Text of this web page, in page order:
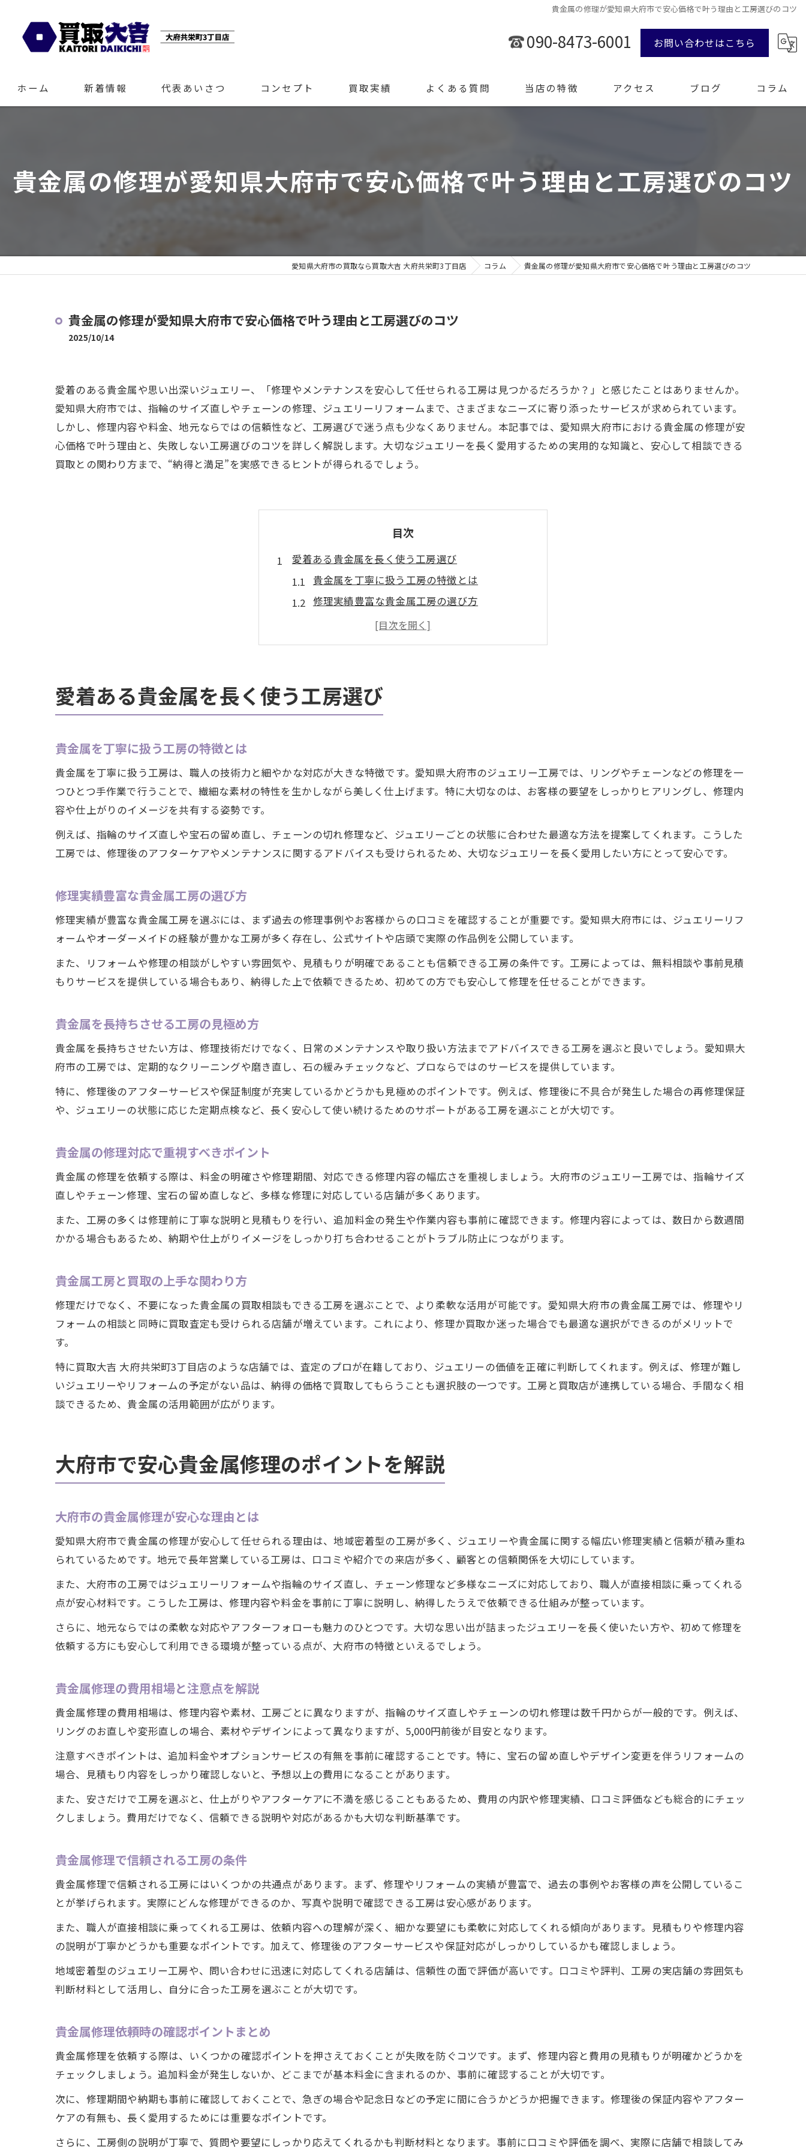
貴金属の修理が愛知県大府市で安心価格で叶う理由と工房選びのコツ
090-8473-6001 お問い合わせはこちら
ホーム 新着情報 代表あいさつ コンセプト 買取実績 よくある質問 当店の特徴
腕時計
アクセス ブログ コラム
貴金属の修理が愛知県大府市で安心価格で叶う理由と工房選びのコツ
愛知県大府市の買取なら買取大吉 大府共栄町3丁目店 コラム 貴金属の修理が愛知県大府市で安心価格で叶う理由と工房選びのコツ
貴金属の修理が愛知県大府市で安心価格で叶う理由と工房選びのコツ
2025/10/14
愛着のある貴金属や思い出深いジュエリー、「修理やメンテナンスを安心して任せられる工房は見つかるだろうか？」と感じたことはありませんか。
愛知県大府市では、指輪のサイズ直しやチェーンの修理、ジュエリーリフォームまで、さまざまなニーズに寄り添ったサービスが求められています。
しかし、修理内容や料金、地元ならではの信頼性など、工房選びで迷う点も少なくありません。本記事では、愛知県大府市における貴金属の修理が安
心価格で叶う理由と、失敗しない工房選びのコツを詳しく解説します。大切なジュエリーを長く愛用するための実用的な知識と、安心して相談できる
買取との関わり方まで、“納得と満足”を実感できるヒントが得られるでしょう。
目次
愛着ある貴金属を長く使う工房選び
貴金属を丁寧に扱う工房の特徴とは
修理実績豊富な貴金属工房の選び方
貴金属を長持ちさせる工房の見極め方
貴金属の修理対応で重視すべきポイント
大府市で安心貴金属修理のポイントを解説
大府市の貴金属修理が安心な理由とは
貴金属修理依頼時の確認ポイントまとめ
貴金属の買取相談が可能な修理工房も
貴金属修理とリフォームの違いとメリット
オーダーメイドも可能な貴金属修理事例
リフォーム後も安心な貴金属メンテナンス法
リメイク希望なら貴金属修理も一緒に相談を
リメイクと貴金属修理の同時相談が安心
貴金属リメイクで叶う新たな活用法とは
貴金属買取も活用したリメイクのすすめ
アクセサリー修理や買取まで幅広く対応できる理由
貴金属修理と買取が一括相談できる強み
幅広いアクセサリー修理対応のポイント
アクセサリー修理と貴金属買取の流れ
信頼できる貴金属修理の見極め方を伝授
貴金属修理の職人技と信頼度の見分け方
愛着ある貴金属を長く使う工房選び
貴金属を丁寧に扱う工房の特徴とは
貴金属を丁寧に扱う工房は、職人の技術力と細やかな対応が大きな特徴です。愛知県大府市のジュエリー工房では、リングやチェーンなどの修理を一
つひとつ手作業で行うことで、繊細な素材の特性を生かしながら美しく仕上げます。特に大切なのは、お客様の要望をしっかりヒアリングし、修理内
容や仕上がりのイメージを共有する姿勢です。
例えば、指輪のサイズ直しや宝石の留め直し、チェーンの切れ修理など、ジュエリーごとの状態に合わせた最適な方法を提案してくれます。こうした
工房では、修理後のアフターケアやメンテナンスに関するアドバイスも受けられるため、大切なジュエリーを長く愛用したい方にとって安心です。
修理実績豊富な貴金属工房の選び方
修理実績が豊富な貴金属工房を選ぶには、まず過去の修理事例やお客様からの口コミを確認することが重要です。愛知県大府市には、ジュエリーリフ
ォームやオーダーメイドの経験が豊かな工房が多く存在し、公式サイトや店頭で実際の作品例を公開しています。
また、リフォームや修理の相談がしやすい雰囲気や、見積もりが明確であることも信頼できる工房の条件です。工房によっては、無料相談や事前見積
もりサービスを提供している場合もあり、納得した上で依頼できるため、初めての方でも安心して修理を任せることができます。
貴金属を長持ちさせる工房の見極め方
貴金属を長持ちさせたい方は、修理技術だけでなく、日常のメンテナンスや取り扱い方法までアドバイスできる工房を選ぶと良いでしょう。愛知県大
府市の工房では、定期的なクリーニングや磨き直し、石の緩みチェックなど、プロならではのサービスを提供しています。
特に、修理後のアフターサービスや保証制度が充実しているかどうかも見極めのポイントです。例えば、修理後に不具合が発生した場合の再修理保証
や、ジュエリーの状態に応じた定期点検など、長く安心して使い続けるためのサポートがある工房を選ぶことが大切です。
貴金属の修理対応で重視すべきポイント
貴金属の修理を依頼する際は、料金の明確さや修理期間、対応できる修理内容の幅広さを重視しましょう。大府市のジュエリー工房では、指輪サイズ
直しやチェーン修理、宝石の留め直しなど、多様な修理に対応している店舗が多くあります。
また、工房の多くは修理前に丁寧な説明と見積もりを行い、追加料金の発生や作業内容も事前に確認できます。修理内容によっては、数日から数週間
かかる場合もあるため、納期や仕上がりイメージをしっかり打ち合わせることがトラブル防止につながります。
貴金属工房と買取の上手な関わり方
修理だけでなく、不要になった貴金属の買取相談もできる工房を選ぶことで、より柔軟な活用が可能です。愛知県大府市の貴金属工房では、修理やリ
フォームの相談と同時に買取査定も受けられる店舗が増えています。これにより、修理か買取か迷った場合でも最適な選択ができるのがメリットで
す。
特に買取大吉 大府共栄町3丁目店のような店舗では、査定のプロが在籍しており、ジュエリーの価値を正確に判断してくれます。例えば、修理が難し
いジュエリーやリフォームの予定がない品は、納得の価格で買取してもらうことも選択肢の一つです。工房と買取店が連携している場合、手間なく相
談できるため、貴金属の活用範囲が広がります。
大府市で安心貴金属修理のポイントを解説
大府市の貴金属修理が安心な理由とは
愛知県大府市で貴金属の修理が安心して任せられる理由は、地域密着型の工房が多く、ジュエリーや貴金属に関する幅広い修理実績と信頼が積み重ね
られているためです。地元で長年営業している工房は、口コミや紹介での来店が多く、顧客との信頼関係を大切にしています。
また、大府市の工房ではジュエリーリフォームや指輪のサイズ直し、チェーン修理など多様なニーズに対応しており、職人が直接相談に乗ってくれる
点が安心材料です。こうした工房は、修理内容や料金を事前に丁寧に説明し、納得したうえで依頼できる仕組みが整っています。
さらに、地元ならではの柔軟な対応やアフターフォローも魅力のひとつです。大切な思い出が詰まったジュエリーを長く使いたい方や、初めて修理を
依頼する方にも安心して利用できる環境が整っている点が、大府市の特徴といえるでしょう。
貴金属修理の費用相場と注意点を解説
貴金属修理の費用相場は、修理内容や素材、工房ごとに異なりますが、指輪のサイズ直しやチェーンの切れ修理は数千円からが一般的です。例えば、
リングのお直しや変形直しの場合、素材やデザインによって異なりますが、5,000円前後が目安となります。
注意すべきポイントは、追加料金やオプションサービスの有無を事前に確認することです。特に、宝石の留め直しやデザイン変更を伴うリフォームの
場合、見積もり内容をしっかり確認しないと、予想以上の費用になることがあります。
また、安さだけで工房を選ぶと、仕上がりやアフターケアに不満を感じることもあるため、費用の内訳や修理実績、口コミ評価なども総合的にチェッ
クしましょう。費用だけでなく、信頼できる説明や対応があるかも大切な判断基準です。
貴金属修理で信頼される工房の条件
貴金属修理で信頼される工房にはいくつかの共通点があります。まず、修理やリフォームの実績が豊富で、過去の事例やお客様の声を公開しているこ
とが挙げられます。実際にどんな修理ができるのか、写真や説明で確認できる工房は安心感があります。
また、職人が直接相談に乗ってくれる工房は、依頼内容への理解が深く、細かな要望にも柔軟に対応してくれる傾向があります。見積もりや修理内容
の説明が丁寧かどうかも重要なポイントです。加えて、修理後のアフターサービスや保証対応がしっかりしているかも確認しましょう。
地域密着型のジュエリー工房や、問い合わせに迅速に対応してくれる店舗は、信頼性の面で評価が高いです。口コミや評判、工房の実店舗の雰囲気も
判断材料として活用し、自分に合った工房を選ぶことが大切です。
貴金属修理依頼時の確認ポイントまとめ
貴金属修理を依頼する際は、いくつかの確認ポイントを押さえておくことが失敗を防ぐコツです。まず、修理内容と費用の見積もりが明確かどうかを
チェックしましょう。追加料金が発生しないか、どこまでが基本料金に含まれるのか、事前に確認することが大切です。
次に、修理期間や納期も事前に確認しておくことで、急ぎの場合や記念日などの予定に間に合うかどうか把握できます。修理後の保証内容やアフター
ケアの有無も、長く愛用するためには重要なポイントです。
さらに、工房側の説明が丁寧で、質問や要望にしっかり応えてくれるかも判断材料となります。事前に口コミや評価を調べ、実際に店舗で相談してみ